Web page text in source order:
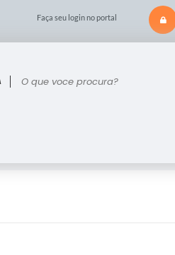
Faça seu login no portal
procura?